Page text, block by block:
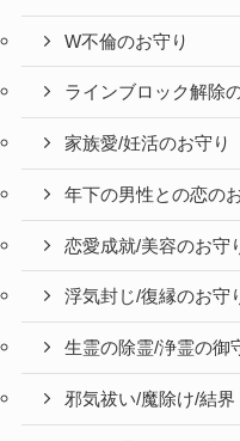
W不倫のお守り
ラインブロック解除
家族愛/妊活のお守り
年下の男性との恋の
恋愛成就/美容のお守
浮気封じ/復縁のお守
生霊の除霊/浄霊の御
邪気祓い/魔除け/結界